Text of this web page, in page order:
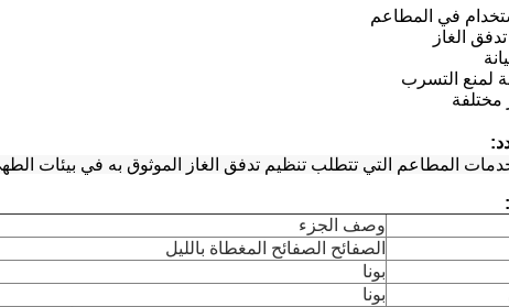
في المطاعم
الغاز
لمنع التسرب
مختلفة
المطاعم التي تتطلب تنظيم تدفق الغاز الموثوق به في بيئات
وصف الجزء
الصفائح الصفائح المغطاة بالليل
بونا
بونا